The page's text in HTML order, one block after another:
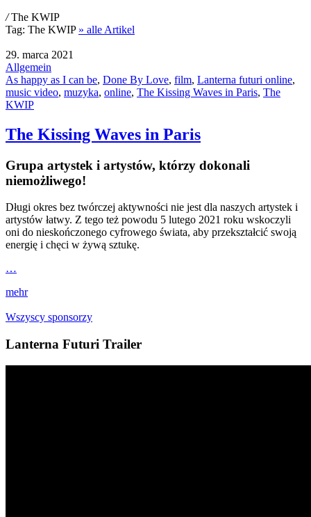
/ The KWIP
Tag: The KWIP » alle Artikel
29. marca 2021
Allgemein
As happy as I can be, Done By Love, film, Lanterna futuri online,
music video, muzyka, online, The Kissing Waves in Paris, The
KWIP
The Kissing Waves in Paris
Grupa artystek i artystów, którzy dokonali
niemożliwego!
Długi okres bez twórczej aktywności nie jest dla naszych artystek i
artystów łatwy. Z tego też powodu 5 lutego 2021 roku wskoczyli
oni do nieskończonego cyfrowego świata, aby przekształcić swoją
energię i chęci w żywą sztukę.
…
mehr
Wszyscy sponsorzy
Lanterna Futuri Trailer